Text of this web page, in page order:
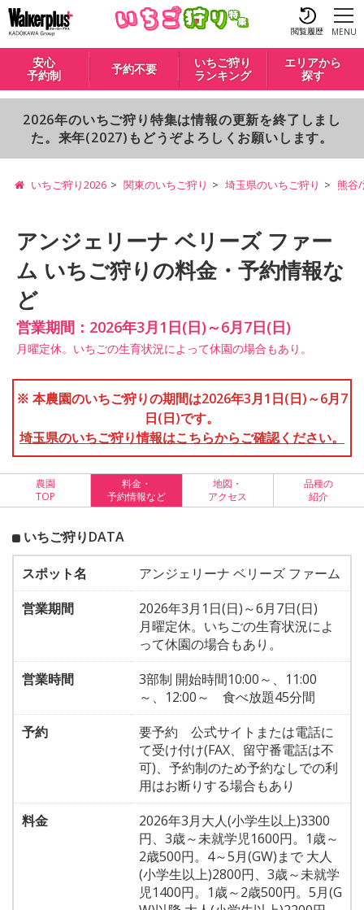
閲覧履歴 MENU
安心
予約制
予約不要
いちご狩り
ランキング
エリアから
探す
2026年のいちご狩り特集は情報の更新を終了しまし
た。来年(2027)もどうぞよろしくお願いします。
いちご狩り2026 関東のいちご狩り 埼玉県のいちご狩り 熊谷
アンジェリーナ ベリーズ ファー
ム いちご狩りの料金・予約情報な
ど
営業期間：2026年3月1日(日)～6月7日(日)
月曜定休。いちごの生育状況によって休園の場合もあり。
※ 本農園のいちご狩りの期間は2026年3月1日(日)～6月7
日(日)です。
埼玉県のいちご狩り情報はこちらからご確認ください。
農園
TOP
料金・
予約情報など
地図・
アクセス
品種の
紹介
いちご狩りDATA
スポット名
アンジェリーナ ベリーズ ファーム
営業期間
2026年3月1日(日)～6月7日(日)
月曜定休。いちごの生育状況によ
って休園の場合もあり。
営業時間
3部制 開始時間10:00～、11:00
～、12:00～ 食べ放題45分間
予約
要予約 公式サイトまたは電話に
て受け付け(FAX、留守番電話は不
可)、予約制のため予約なしでの利
用はお断りする場合もあり
料金
2026年3月大人(小学生以上)3300
円、3歳～未就学児1600円。1歳～
2歳500円。4～5月(GW)まで 大人
(小学生以上)2800円、3歳～未就学
児1400円。1歳～2歳500円。5月(G